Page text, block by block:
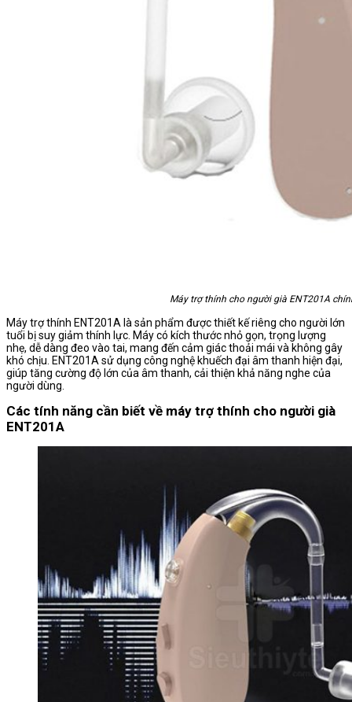
Máy trợ thính cho người già ENT201A
Máy trợ thính ENT201A là sản phẩm được thiết kế riêng cho người lớn
tuổi bị suy giảm thính lực. Máy có kích thước nhỏ gọn, trọng lượng
nhẹ, dễ dàng đeo vào tai, mang đến cảm giác thoải mái và không gây
khó chịu. ENT201A sử dụng công nghệ khuếch đại âm thanh hiện đại,
giúp tăng cường độ lớn của âm thanh, cải thiện khả năng nghe của
người dùng.
Các tính năng cần biết về máy trợ thính cho người già
ENT201A